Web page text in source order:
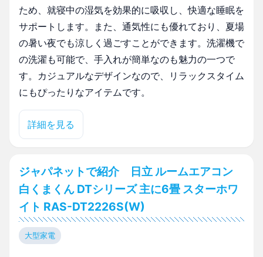
ため、就寝中の湿気を効果的に吸収し、快適な睡眠を
サポートします。また、通気性にも優れており、夏場
の暑い夜でも涼しく過ごすことができます。洗濯機で
の洗濯も可能で、手入れが簡単なのも魅力の一つで
す。カジュアルなデザインなので、リラックスタイム
にもぴったりなアイテムです。
詳細を見る
ジャパネットで紹介 日立 ルームエアコン
白くまくん DTシリーズ 主に6畳 スターホワ
イト RAS-DT2226S(W)
大型家電